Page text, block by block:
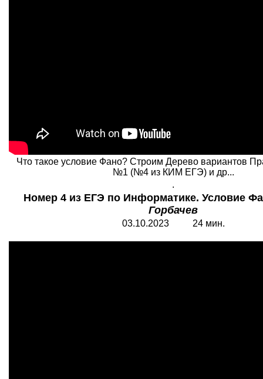
Что такое условие Фано? Строим Дерево вариантов
№1 (№4 из КИМ ЕГЭ) и др...
.
Номер 4 из ЕГЭ по Информатике. Условие
Горбачев
03.10.2023 24 мин.